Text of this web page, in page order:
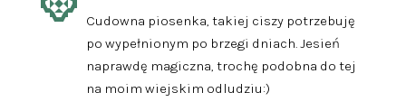
Cudowna piosenka, takiej ciszy potrzebuję
po wypełnionym po brzegi dniach. Jesień
naprawdę magiczna, trochę podobna do tej
na moim wiejskim odludziu:)